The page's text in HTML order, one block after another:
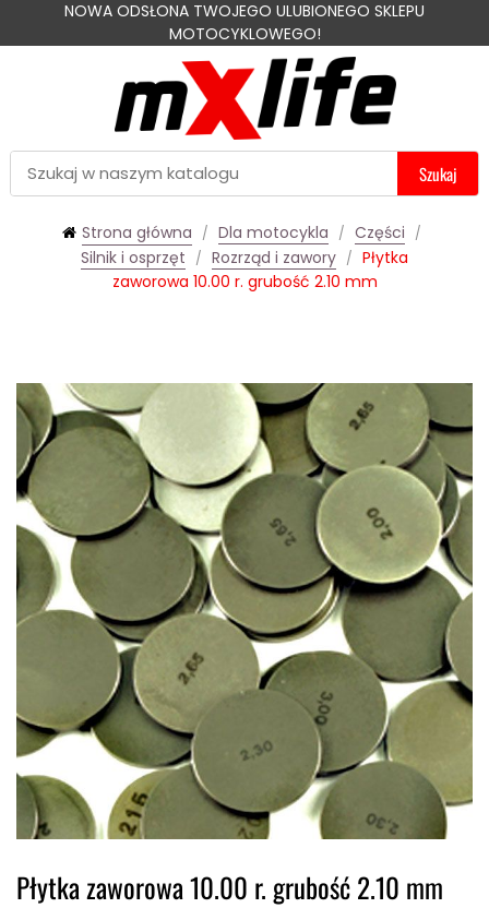
NOWA ODSŁONA TWOJEGO ULUBIONEGO SKLEPU
MOTOCYKLOWEGO!
Szukaj
Strona główna Dla motocykla
Części
Silnik i osprzęt
Rozrząd i zawory
Płytka
zaworowa 10.00 r. grubość 2.10 mm
Płytka zaworowa 10.00 r. grubość 2.10 mm